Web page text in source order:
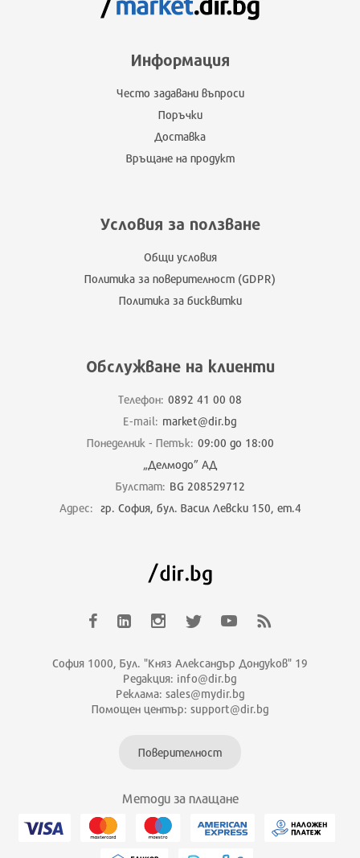
Информация
Често задавани въпроси
Поръчки
Доставка
Връщане на продукт
Условия за ползване
Общи условия
Политика за поверителност (GDPR)
Политика за бисквитки
Обслужване на клиенти
Телефон: 0892 41 00 08
E-mail: market@dir.bg
Понеделник - Петък: 09:00 до 18:00
„Делмодо” АД
Булстат: BG 208529712
Адрес: гр. София, бул. Васил Левски 150, ет.4
София 1000, Бул. "Княз Александър Дондуков" 19
Редакция: info@dir.bg
Реклама: sales@mydir.bg
Помощен център: support@dir.bg
Поверителност
Методи за плащане